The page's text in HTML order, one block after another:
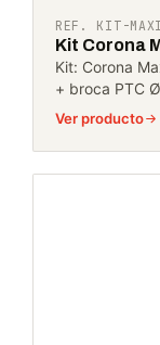
REF. KIT-
Kit Corona
Kit: Corona
+ broca PTC
Ver producto